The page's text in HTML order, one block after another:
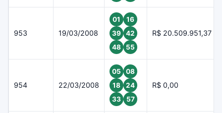
953 19/03/2008
01
16
39
42
48
55
R$ 20.509.951,37
954 22/03/2008
05
08
18
24
33
57
R$ 0,00